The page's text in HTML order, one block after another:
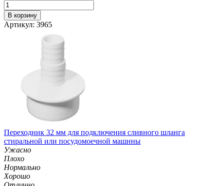
В корзину
Артикул: 3965
Переходник 32 мм для подключения сливного шланга
стиральной или посудомоечной машины
Ужасно
Плохо
Нормально
Хорошо